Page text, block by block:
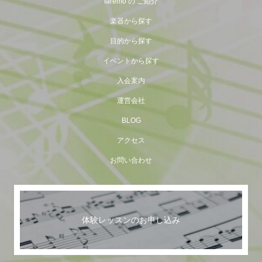
楽器から探す
目的から探す
イベントから探す
入会案内
運営会社
BLOG
アクセス
お問い合わせ
体験レッスンのお申し込み